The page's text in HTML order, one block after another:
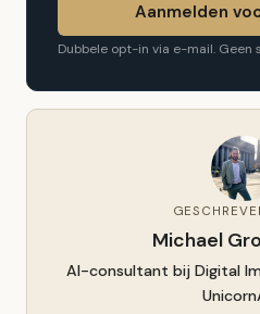
Aanmelden
Dubbele opt-in via e-mail. Geen
Michael
AI-consultant bij Digital